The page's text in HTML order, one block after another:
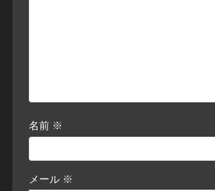
名前 ※
メール ※